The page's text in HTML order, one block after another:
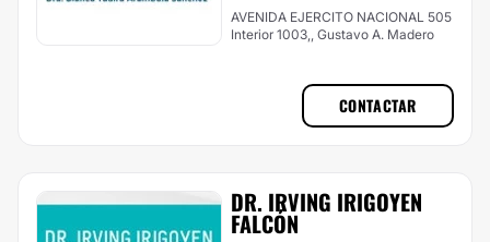
AVENIDA EJERCITO NACIONAL 505
Interior 1003,, Gustavo A. Madero
CONTACTAR
DR. IRVING IRIGOYEN
FALCÓN